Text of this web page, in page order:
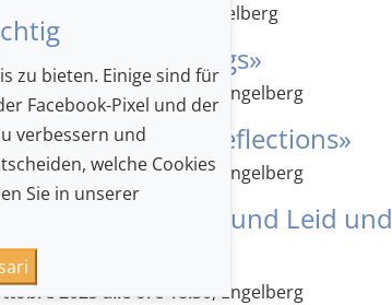
, Engelberg
«Magical Turnings»
2025 alle ore 11:15 , Engelberg
«Drowning Reflections»
2025 alle ore 16:00, Engelberg
«Lieb und Leid und
2025 alle ore 18:30, Engelberg
zu bieten. Einige sind für
Facebook-Pixel und der
verbessern und
welche Cookies
Sie in unserer